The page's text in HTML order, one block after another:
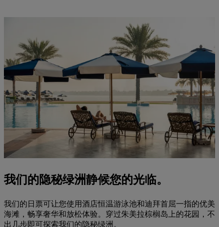
我们的隐秘绿洲静候您的光临。
我们的日票可让您使用酒店恒温游泳池和迪拜首屈一指的优美
海滩，畅享奢华和放松体验。穿过朱美拉棕榈岛上的花园，不
出几步即可探索我们的隐秘绿洲。